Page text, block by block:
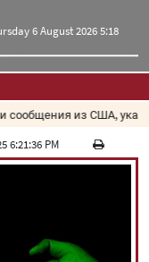
6 August 2026 5:18
из США,
6:21:36 PM